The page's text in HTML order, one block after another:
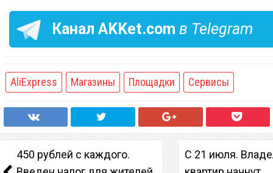
Канал AKKet.com в Telegram
AliExpress Магазины Площадки Сервисы
450 рублей с каждого.
С 21 июля.